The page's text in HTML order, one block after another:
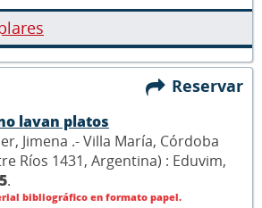
Reservar
lavan platos
Jimena .- Villa María, Córdoba
Ríos 1431, Argentina) : Eduvim,
.
bibliográfico en formato papel.